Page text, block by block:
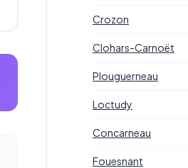
Crozon
Clohars-Carnoët
Plouguerneau
Loctudy
Concarneau
Fouesnant